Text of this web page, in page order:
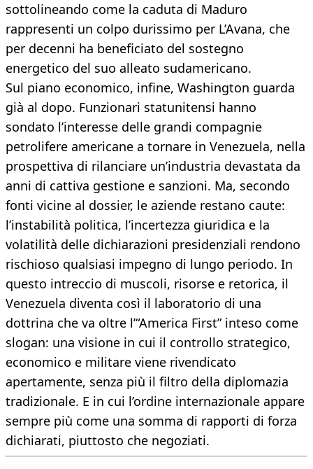
sottolineando come la caduta di Maduro
rappresenti un colpo durissimo per L’Avana, che
per decenni ha beneficiato del sostegno
energetico del suo alleato sudamericano.
Sul piano economico, infine, Washington guarda
già al dopo. Funzionari statunitensi hanno
sondato l’interesse delle grandi compagnie
petrolifere americane a tornare in Venezuela, nella
prospettiva di rilanciare un’industria devastata da
anni di cattiva gestione e sanzioni. Ma, secondo
fonti vicine al dossier, le aziende restano caute:
l’instabilità politica, l’incertezza giuridica e la
volatilità delle dichiarazioni presidenziali rendono
rischioso qualsiasi impegno di lungo periodo. In
questo intreccio di muscoli, risorse e retorica, il
Venezuela diventa così il laboratorio di una
dottrina che va oltre l’“America First” inteso come
slogan: una visione in cui il controllo strategico,
economico e militare viene rivendicato
apertamente, senza più il filtro della diplomazia
tradizionale. E in cui l’ordine internazionale appare
sempre più come una somma di rapporti di forza
dichiarati, piuttosto che negoziati.